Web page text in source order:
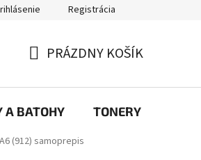
– kvalita, výber a spokojnosť |
Registrácia
KOŠÍK
PRÁZDNY KOŠÍK
A BATOHY TONERY
(912) samoprepis